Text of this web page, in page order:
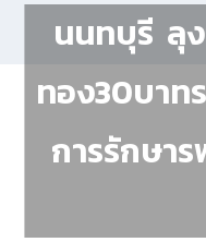
นนทบุรี ลุ
ทอง30บาท
การรักษา